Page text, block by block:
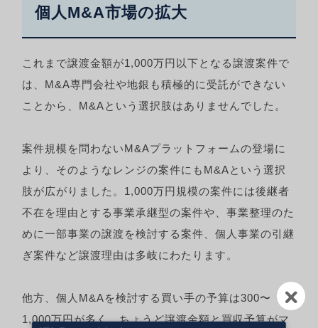
個人M&A市場の拡大
これまで譲渡金額が1,000万円以下となる譲渡案件で
は、M&A専門会社や地銀も積極的に受託ができない
ことから、M&Aという選択肢はありませんでした。
案件規模を問わないM&Aプラットフォームの登場に
より、そのようなレンジの案件にもM&Aという選択
肢が広がりました。1,000万円規模の案件には後継者
不在を理由とする事業承継型の案件や、事業整理のた
めに一部事業の譲渡を検討する案件、個人事業の引継
ぎ案件など譲渡理由は多岐にわたります。
他方、個人M&Aを検討する買い手の予算は300〜
1,000万円が多く、ちょうど譲渡金額と買収予算がマ